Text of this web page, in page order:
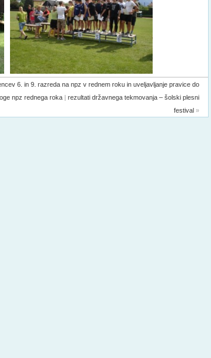
6. in 9. razreda na npz v rednem roku in uveljavljanje pravice do
npz rednega roka| rezultati državnega tekmovanja – šolski plesni
festival»